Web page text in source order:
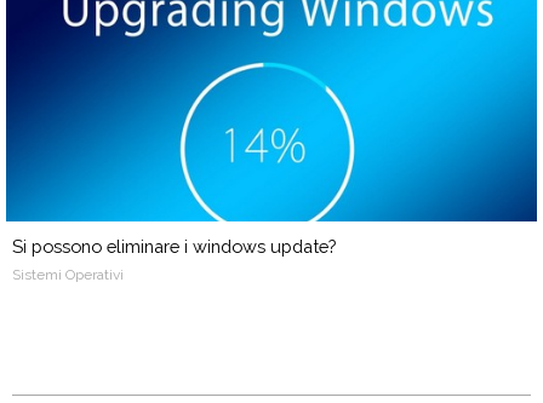
Si possono eliminare i windows update?
Sistemi Operativi